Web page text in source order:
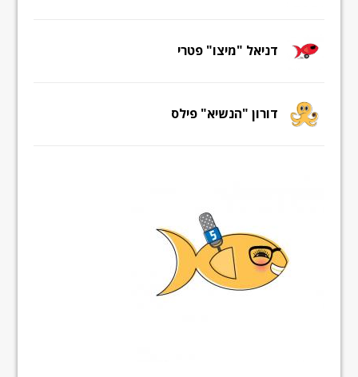
דניאל "מיצו" פטרי
דורון "הנשיא" פילס